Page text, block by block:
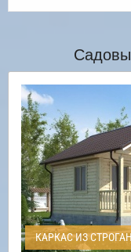
КАРКАС ИЗ